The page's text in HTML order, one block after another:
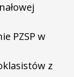
PZSP w
z